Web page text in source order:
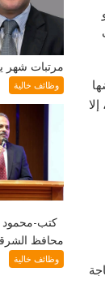
مرتبات شهر
وظائف خالية
كتب-محمود
محافظ الشرقية عن توفير
وظائف خالية